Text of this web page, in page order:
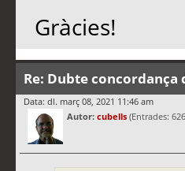
Gràcies!
Re: Dubte concordança
Data: dl. març 08, 2021 11:46 am
Autor: cubells (Entrades: